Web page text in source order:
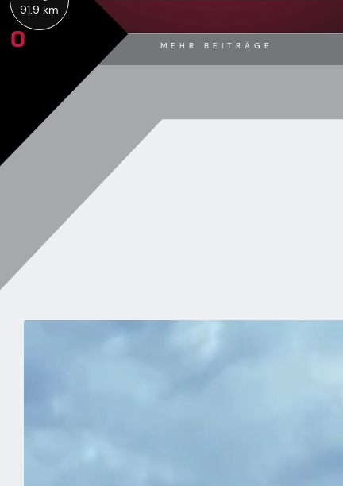
91.9 km
MEHR BEITRÄGE
0